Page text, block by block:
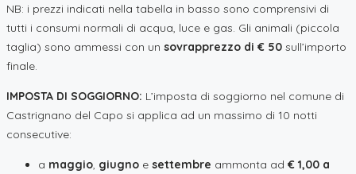
NB: i prezzi indicati nella tabella in basso sono comprensivi di
tutti i consumi normali di acqua, luce e gas. Gli animali (piccola
taglia) sono ammessi con un sovrapprezzo di € 50 sull’importo
finale.
IMPOSTA DI SOGGIORNO: L’imposta di soggiorno nel comune di
Castrignano del Capo si applica ad un massimo di 10 notti
consecutive:
a maggio, giugno e settembre ammonta ad € 1,00 a